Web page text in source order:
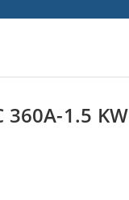
360A-1.5 KW